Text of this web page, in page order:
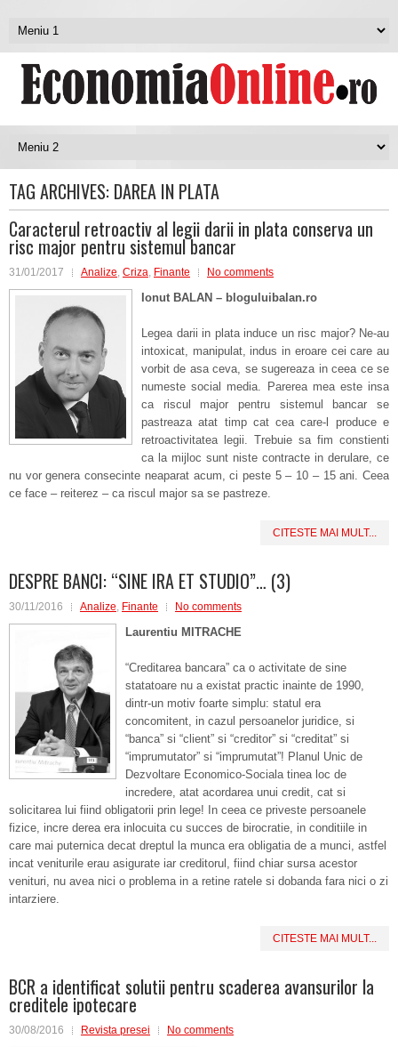
TAG ARCHIVES: DAREA IN PLATA
Caracterul retroactiv al legii darii in plata conserva un
risc major pentru sistemul bancar
31/01/2017 Analize, Criza, Finante No comments
Ionut BALAN – bloguluibalan.ro
Legea darii in plata induce un risc major? Ne-au
intoxicat, manipulat, indus in eroare cei care au
vorbit de asa ceva, se sugereaza in ceea ce se
numeste social media. Parerea mea este insa
ca riscul major pentru sistemul bancar se
pastreaza atat timp cat cea care-l produce e
retroactivitatea legii. Trebuie sa fim constienti
ca la mijloc sunt niste contracte in derulare, ce
nu vor genera consecinte neaparat acum, ci peste 5 – 10 – 15 ani. Ceea
ce face – reiterez – ca riscul major sa se pastreze.
CITESTE MAI MULT...
DESPRE BANCI: “SINE IRA ET STUDIO”… (3)
30/11/2016 Analize, Finante No comments
Laurentiu MITRACHE
“Creditarea bancara” ca o activitate de sine
statatoare nu a existat practic inainte de 1990,
dintr-un motiv foarte simplu: statul era
concomitent, in cazul persoanelor juridice, si
“banca” si “client” si “creditor” si “creditat” si
“imprumutator” si “imprumutat”! Planul Unic de
Dezvoltare Economico-Sociala tinea loc de
incredere, atat acordarea unui credit, cat si
solicitarea lui fiind obligatorii prin lege! In ceea ce priveste persoanele
fizice, incre derea era inlocuita cu succes de birocratie, in conditiile in
care mai puternica decat dreptul la munca era obligatia de a munci, astfel
incat veniturile erau asigurate iar creditorul, fiind chiar sursa acestor
venituri, nu avea nici o problema in a retine ratele si dobanda fara nici o zi
intarziere.
CITESTE MAI MULT...
BCR a identificat solutii pentru scaderea avansurilor la
creditele ipotecare
30/08/2016 Revista presei No comments